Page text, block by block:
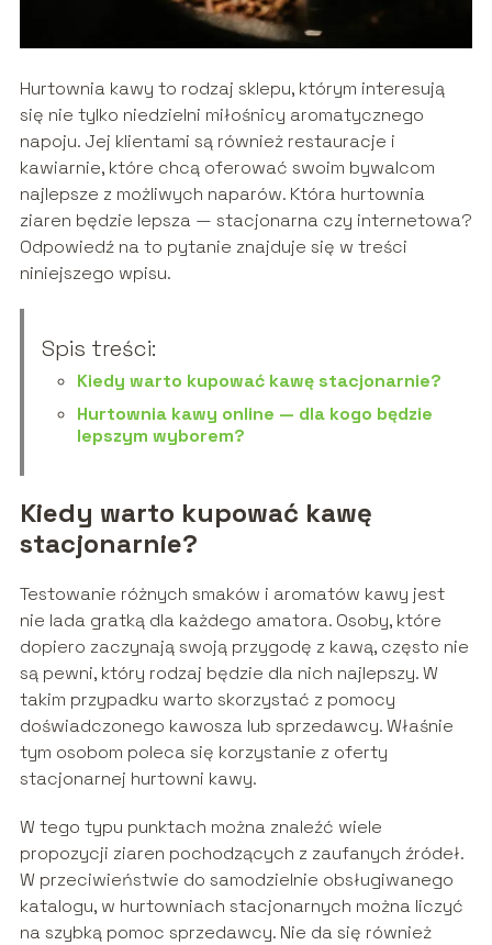
Hurtownia kawy to rodzaj sklepu, którym interesują
się nie tylko niedzielni miłośnicy aromatycznego
napoju. Jej klientami są również restauracje i
kawiarnie, które chcą oferować swoim bywalcom
najlepsze z możliwych naparów. Która hurtownia
ziaren będzie lepsza — stacjonarna czy internetowa?
Odpowiedź na to pytanie znajduje się w treści
niniejszego wpisu.
Spis treści:
Kiedy warto kupować kawę stacjonarnie?
Hurtownia kawy online — dla kogo będzie
lepszym wyborem?
Kiedy warto kupować kawę
stacjonarnie?
Testowanie różnych smaków i aromatów kawy jest
nie lada gratką dla każdego amatora. Osoby, które
dopiero zaczynają swoją przygodę z kawą, często nie
są pewni, który rodzaj będzie dla nich najlepszy. W
takim przypadku warto skorzystać z pomocy
doświadczonego kawosza lub sprzedawcy. Właśnie
tym osobom poleca się korzystanie z oferty
stacjonarnej hurtowni kawy.
W tego typu punktach można znaleźć wiele
propozycji ziaren pochodzących z zaufanych źródeł.
W przeciwieństwie do samodzielnie obsługiwanego
katalogu, w hurtowniach stacjonarnych można liczyć
na szybką pomoc sprzedawcy. Nie da się również